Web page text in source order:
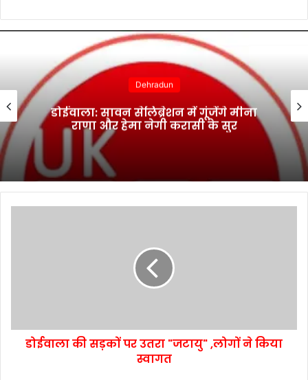
Dehradun
डोईवाला: सावन सेलिब्रेशन में गूंजेंगे मीना
राणा और हेमा नेगी करासी के सुर
डोईवाला की सड़कों पर उतरा "जटायु" ,लोगों ने किया
स्वागत